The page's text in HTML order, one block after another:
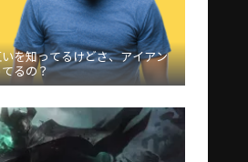
を知ってるけどさ、アイアン
るの？